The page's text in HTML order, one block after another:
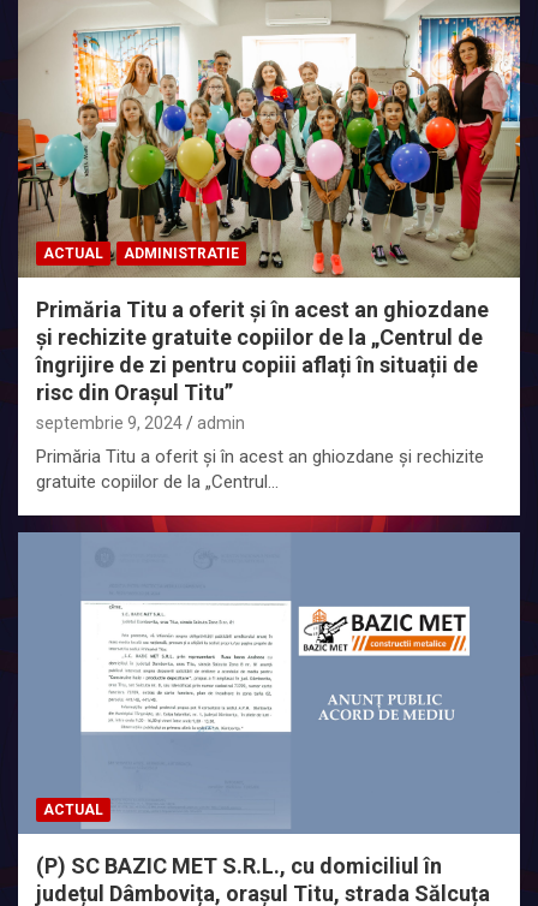
ACTUAL ADMINISTRATIE
Primăria Titu a oferit și în acest an ghiozdane
și rechizite gratuite copiilor de la „Centrul de
îngrijire de zi pentru copiii aflați în situații de
risc din Orașul Titu”
septembrie 9, 2024 admin
Primăria Titu a oferit și în acest an ghiozdane și rechizite
gratuite copiilor de la „Centrul…
ACTUAL
(P) SC BAZIC MET S.R.L., cu domiciliul în
județul Dâmbovița, orașul Titu, strada Sălcuța